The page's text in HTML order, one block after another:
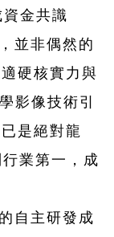
金共識
並非偶然的
硬核實力與
影像技術引
是絕對龍
業第一，成
自主研發成